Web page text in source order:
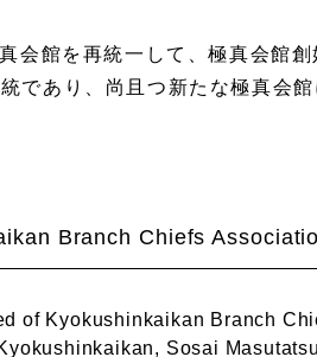
会館を再統一して、極真会館創
であり、尚且つ 新たな極真会
Branch Chiefs
of Kyokushinkaikan Branch
Sosai